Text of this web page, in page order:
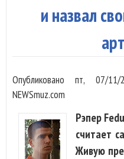
и назвал
Опубликованопт, 07/
NEWSmuz.com
Рэпер
считает
Живую